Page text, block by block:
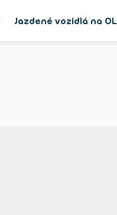
Jazdené vozidlá na OL